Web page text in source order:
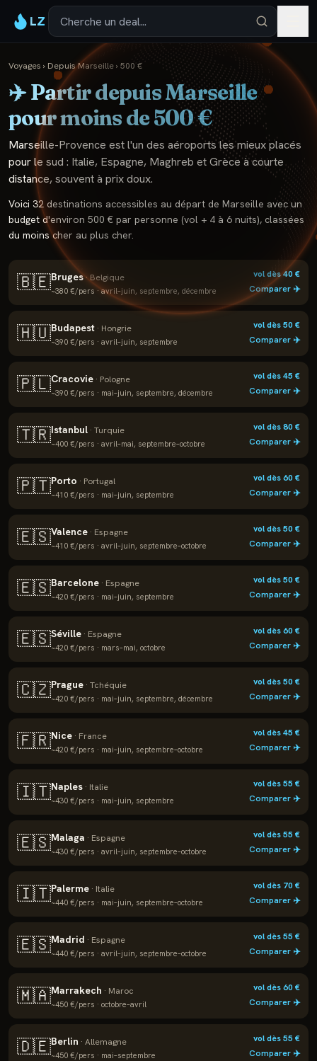
LZ
Voyages › DepuisMarseille›500 €
✈️ Partir depuisMarseille
pour moins de500€
Marseille-Provence est l'un des aéroports les mieux placés
pour le sud : Italie, Espagne, Maghreb et Grèce à courte
distance, souvent à prix doux.
Voici 32 destinations accessibles au départ de Marseille avec un
budget d'environ 500 € par personne (vol + 4 à 6 nuits), classées
du moins cher au plus cher.
🇧🇪Bruges·Belgique
~380 €/pers ·avril–juin, septembre, décembre
vol dès40€
Comparer ✈️
🇭🇺Budapest · Hongrie
~390 €/pers · avril–juin, septembre
vol dès50€
Comparer ✈️
🇵🇱Cracovie · Pologne
~390 €/pers · mai–juin, septembre, décembre
vol dès45 €
Comparer ✈️
🇹🇷Istanbul · Turquie
~400 €/pers · avril–mai, septembre–octobre
vol dès80€
Comparer ✈️
🇵🇹Porto · Portugal
~410 €/pers · mai–juin, septembre
vol dès60€
Comparer ✈️
🇪🇸Valence · Espagne
~410 €/pers · avril–juin, septembre–octobre
vol dès50€
Comparer ✈️
🇪🇸Barcelone · Espagne
~420 €/pers · mai–juin, septembre
vol dès50€
Comparer ✈️
🇪🇸Séville · Espagne
~420 €/pers · mars–mai, octobre
vol dès60€
Comparer ✈️
🇨🇿Prague · Tchéquie
~420 €/pers · mai–juin, septembre, décembre
vol dès50€
Comparer ✈️
🇫🇷Nice · France
~420 €/pers · mai–juin, septembre–octobre
vol dès45 €
Comparer ✈️
🇮🇹Naples · Italie
~430 €/pers · mai–juin, septembre
vol dès55 €
Comparer ✈️
🇪🇸Malaga · Espagne
~430 €/pers · avril–juin, septembre–octobre
vol dès55 €
Comparer ✈️
🇮🇹Palerme · Italie
~440 €/pers · mai–juin, septembre–octobre
vol dès 70€
Comparer ✈️
🇪🇸Madrid · Espagne
~440 €/pers · avril–juin, septembre–octobre
vol dès55 €
Comparer ✈️
🇲🇦Marrakech · Maroc
~450 €/pers · octobre–avril
vol dès60€
Comparer ✈️
🇩🇪Berlin · Allemagne
~450 €/pers · mai–septembre
vol dès55 €
Comparer ✈️